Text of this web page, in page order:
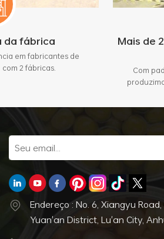
de
Mais de 200
Com padrões e linhas
produzimos no máximo 3
Endereço : No. 6, Xiangyu
Yuan'an District, Lu'an City,